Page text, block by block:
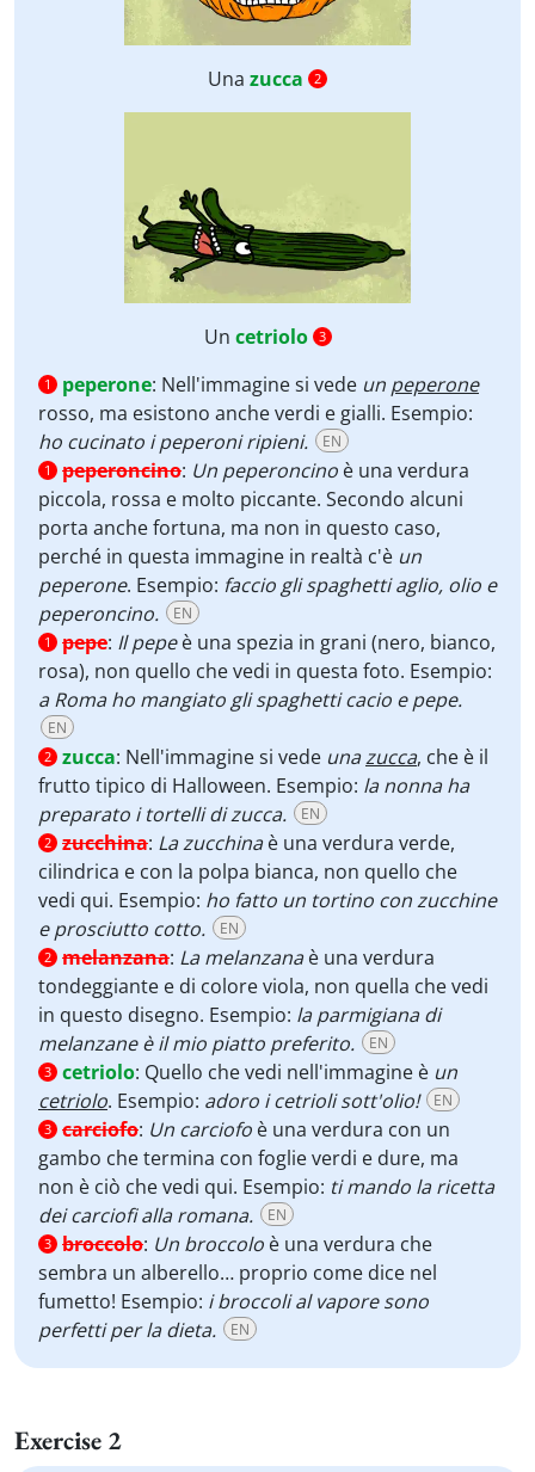
Una zucca 2
Un cetriolo 3
1 peperone: Nell'immagine si vede un peperone
rosso, ma esistono anche verdi e gialli. Esempio:
ho cucinato i peperoni ripieni.
EN
1 peperoncino: Un peperoncino è una verdura
piccola, rossa e molto piccante. Secondo alcuni
porta anche fortuna, ma non in questo caso,
perché in questa immagine in realtà c'è un
peperone. Esempio: faccio gli spaghetti aglio, olio e
peperoncino.
EN
1 pepe: Il pepeè una spezia in grani (nero, bianco,
rosa), non quello che vedi in questa foto. Esempio:
a Roma ho mangiato gli spaghetti cacio e pepe.
EN
2 zucca: Nell'immagine si vede unazucca, che è il
frutto tipico di Halloween. Esempio: la nonna ha
preparato i tortelli di zucca.
EN
2 zucchina: La zucchinaè una verdura verde,
cilindrica e con la polpa bianca, non quello che
vedi qui. Esempio: ho fatto un tortino con zucchine
e prosciutto cotto.
EN
2 melanzana: La melanzanaè una verdura
tondeggiante e di colore viola, non quella che vedi
in questo disegno. Esempio: la parmigiana di
melanzane è il mio piatto preferito.
EN
3 cetriolo: Quello che vedi nell'immagine è un
cetriolo. Esempio: adoro i cetrioli sott'olio! EN
3 carciofo: Un carciofo è una verdura con un
gambo che termina con foglie verdi e dure, ma
non è ciò che vedi qui. Esempio: ti mando la ricetta
dei carciofi alla romana.
EN
3 broccolo: Un broccolo è una verdura che
sembra un alberello… proprio come dice nel
fumetto! Esempio: i broccoli al vapore sono
perfetti per la dieta.
EN
Exercise 2